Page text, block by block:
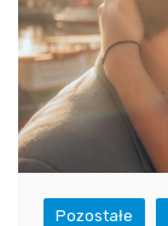
Pozostałe